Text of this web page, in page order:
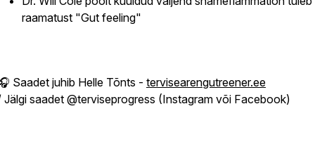
raamatust "Gut feeling"
Saadet juhib Helle Tõnts - tervisearengutreener.ee
Jälgi saadet @terviseprogress (Instagram või Facebook)